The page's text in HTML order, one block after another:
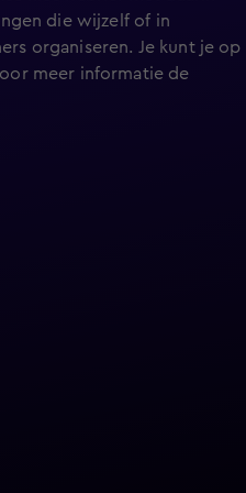
die wijzelf of in
organiseren. Je kunt je op
meer informatie de